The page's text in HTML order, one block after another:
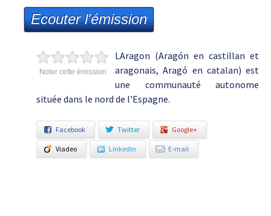
Ecouter l'émission
Noter cette émission
LAragon (Aragón en castillan et
aragonais, Aragó en catalan) est
une communauté autonome
située dans le nord de l’Espagne.
Facebook Twitter Google+
Viadeo LinkedIn E-mail